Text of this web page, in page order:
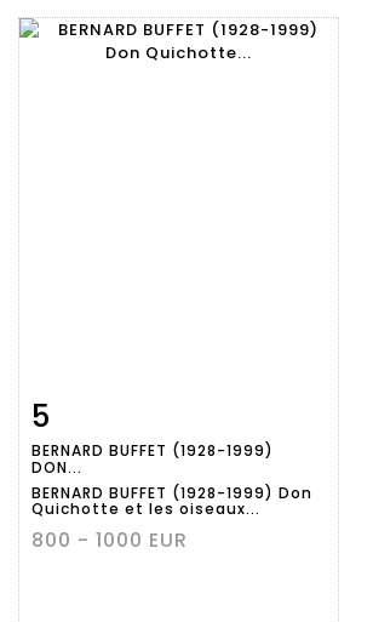
détaillée
5
BERNARD BUFFET (1928-1999)
DON...
BERNARD BUFFET (1928-1999) Don
Quichotte et les oiseaux...
800 - 1000 EUR